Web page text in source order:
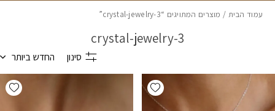
עמוד הבית / מוצרים המתויגים “crystal-jewelry-3”
crystal-jewelry-3
סינון החדש ביותר
Add wishlist